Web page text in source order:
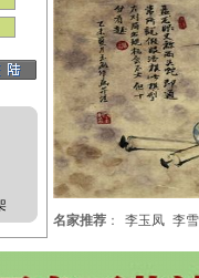
名家推荐 ： 李玉凤 李